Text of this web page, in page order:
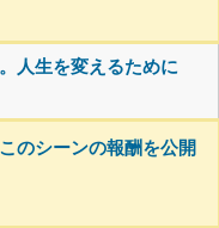
人生を変えるために
のシーンの報酬を公開